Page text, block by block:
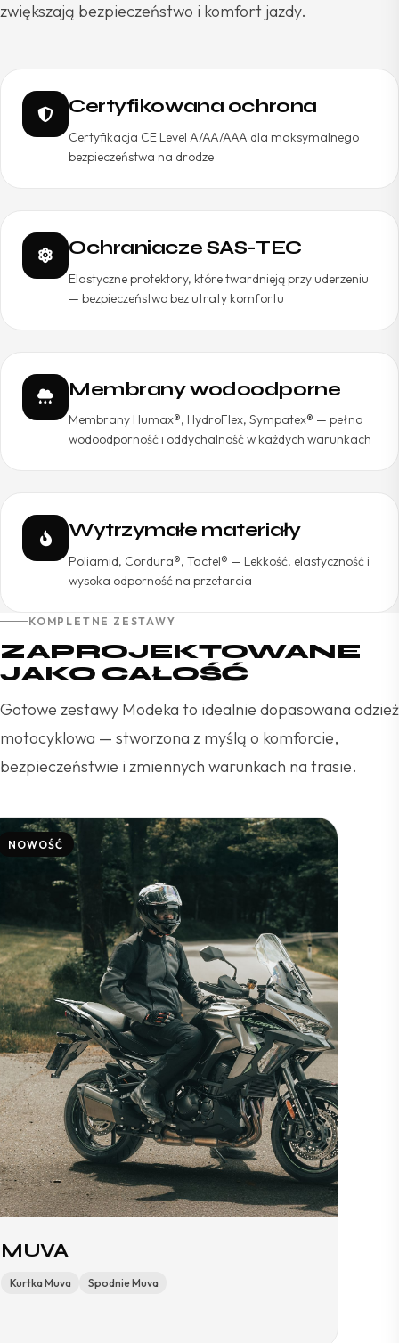
zwiększają bezpieczeństwo i komfort jazdy.
Certyfikowana ochrona
Certyfikacja CE Level A/AA/AAA dla maksymalnego
bezpieczeństwa na drodze
Ochraniacze SAS-TEC
Elastyczne protektory, które twardnieją przy uderzeniu
— bezpieczeństwo bez utraty komfortu
Membrany wodoodporne
Membrany Humax®, HydroFlex, Sympatex® — pełna
wodoodporność i oddychalność w każdych warunkach
Wytrzymałe materiały
Poliamid, Cordura®, Tactel® — Lekkość, elastyczność i
wysoka odporność na przetarcia
KOMPLETNE ZESTAWY
ZAPROJEKTOWANE
JAKO CAŁOŚĆ
Gotowe zestawy Modeka to idealnie dopasowana odzież
motocyklowa — stworzona z myślą o komforcie,
bezpieczeństwie i zmiennych warunkach na trasie.
NOWOŚĆ
MUVA
Kurtka Muva Spodnie Muva